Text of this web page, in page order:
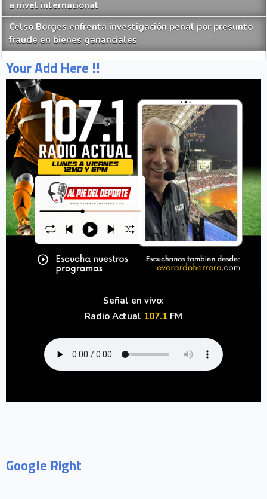
a nivel internacional
Celso Borges enfrenta investigación penal por presunto
fraude en bienes gananciales
Your Add Here !!
Señal en vivo:
Radio Actual 107.1 FM
Google Right